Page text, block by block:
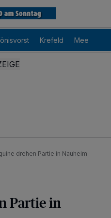
Krefeld Meerbusch
drehen Partie in Nauheim
Partie in